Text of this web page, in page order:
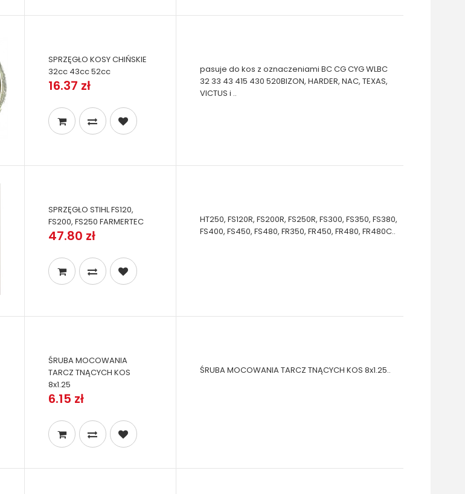
SPRZĘGŁO KOSY CHIŃSKIE
32cc 43cc 52cc
16.37 zł
pasuje do kos z oznaczeniami BC CG CYG WLBC
32 33 43 415 430 520BIZON, HARDER, NAC, TEXAS,
VICTUS i ..
SPRZĘGŁO STIHL FS120,
FS200, FS250 FARMERTEC
47.80 zł
HT250, FS120R, FS200R, FS250R, FS300, FS350, FS380,
FS400, FS450, FS480, FR350, FR450, FR480, FR480C..
ŚRUBA MOCOWANIA
TARCZ TNĄCYCH KOS
8x1.25
6.15 zł
ŚRUBA MOCOWANIA TARCZ TNĄCYCH KOS 8x1.25..